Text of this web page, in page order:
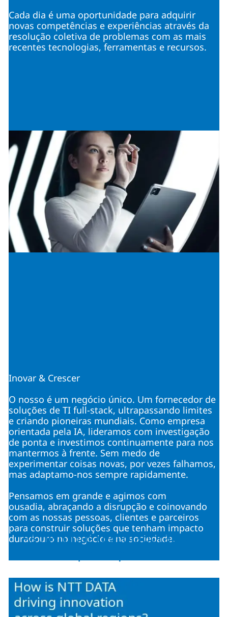
Cada dia é uma oportunidade para adquirir
novas competências e experiências através da
resolução coletiva de problemas com as mais
recentes tecnologias, ferramentas e recursos.
Inovar & Crescer
O nosso é um negócio único. Um fornecedor de
soluções de TI full-stack, ultrapassando limites
e criando pioneiras mundiais. Como empresa
orientada pela IA, lideramos com investigação
de ponta e investimos continuamente para nos
mantermos à frente. Sem medo de
experimentar coisas novas, por vezes falhamos,
mas adaptamo-nos sempre rapidamente.
Pensamos em grande e agimos com
ousadia, abraçando a disrupção e coinovando
com as nossas pessoas, clientes e parceiros
para construir soluções que tenham impacto
duradouro no negócio e na sociedade.
As histórias de colaboradores